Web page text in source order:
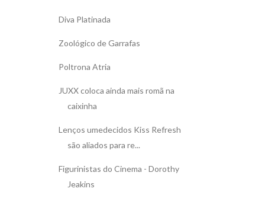
Diva Platinada
Zoológico de Garrafas
Poltrona Atria
JUXX coloca ainda mais romã na
caixinha
Lenços umedecidos Kiss Refresh
são aliados para re...
Figurinistas do Cinema - Dorothy
Jeakins